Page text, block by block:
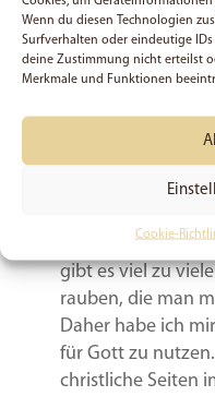
Wenn du diesen Technologien
Surfverhalten oder eindeutige
deine Zustimmung nicht erteilst
Merkmale und Funktionen
Cookie-
Jackie sagt: 17. Mai 2013
Schwierige und
muss kräftig an
Lappalien nicht
‚weltliche‘
gibt es viel zu
rauben, die man
Daher habe ich
für Gott zu
christliche Seiten